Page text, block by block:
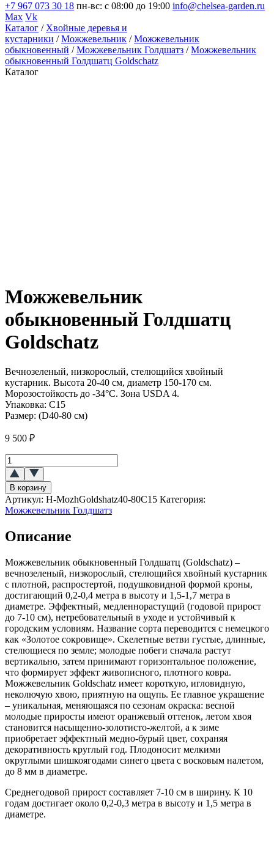
+7 967 073 30 18 пн-вс: с 08:00 до 19:00 info@chelsea-garden.ru
Max Vk
Каталог / Хвойные деревья и
кустарники /Можжевельник /Можжевельник
обыкновенный /Можжевельник Голдшатз /Можжевельник
обыкновенный Голдшатц Goldschatz
Каталог
Можжевельник
обыкновенный Голдшатц
Goldschatz
Вечнозеленый, низкорослый, стелющийся хвойный
кустарник. Высота 20-40 см, диаметр 150-170 см.
Морозостойкость до -34°C. Зона USDA 4.
Упаковка: C15
Размер: (D40-80 см)
9 500 ₽
Количество
товара
Можжевельник
обыкновенный
Голдшатц
(Goldschatz)
В корзину
Артикул: H-MozhGoldshatz40-80C15 Категория:
Можжевельник Голдшатз
Описание
Можжевельник обыкновенный Голдшатц (Goldschatz) –
вечнозеленый, низкорослый, стелющийся хвойный кустарник
с плотной, распростертой, подушковидной формой кроны,
достигающий 0,2-0,4 метра в высоту и 1,5-1,7 метра в
диаметре. Эффектный, медленнорастущий (годовой прирост
до 7-10 см), нетребовательный в уходе и устойчивый к
городским условиям. Название сорта переводится с немецкого
как «Золотое сокровище». Скелетные ветви густые, длинные,
стелющиеся по земле; молодые побеги сначала растут
вертикально, затем принимают горизонтальное положение,
что формирует эффект живописного, плотного ковра.
Можжевельник Goldschatz имеет короткую, игловидную,
неколючую хвою, приятную на ощупь. Ее главное украшение
– уникальная, меняющаяся по сезонам окраска: весной
молодые приросты имеют оранжевый оттенок, летом хвоя
становится насыщенно-золотисто-желтой, а к зиме
приобретает эффектный медно-бурый цвет, сохраняя
декоративность круглый год. Плодоносит мелкими
округлыми шишкоягодами синего цвета с восковым налетом,
до 8 мм в диаметре.
Среднегодовой прирост составляет 7-10 см в ширину. К 10
годам достигает около 0,2-0,3 метра в высоту и 1,5 метра в
диаметре.